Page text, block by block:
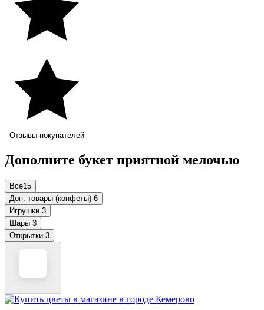
Отзывы покупателей
Дополните букет приятной мелочью
Все15
Доп. товары (конфеты) 6
Игрушки 3
Шары 3
Открытки 3